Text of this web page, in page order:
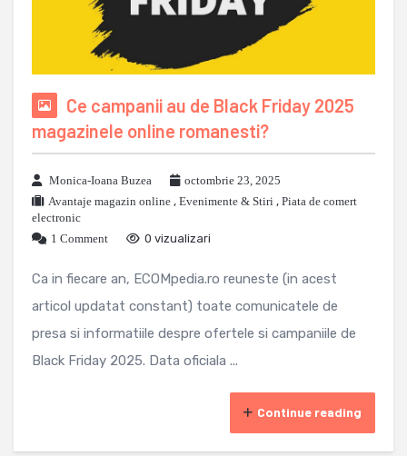
Ce campanii au de Black Friday 2025
magazinele online romanesti?
Monica-Ioana Buzea
octombrie 23, 2025
Avantaje magazin online , Evenimente & Stiri , Piata de comert
electronic
1 Comment
0 vizualizari
Ca in fiecare an, ECOMpedia.ro reuneste (in acest
articol updatat constant) toate comunicatele de
presa si informatiile despre ofertele si campaniile de
Black Friday 2025. Data oficiala ...
Continue reading